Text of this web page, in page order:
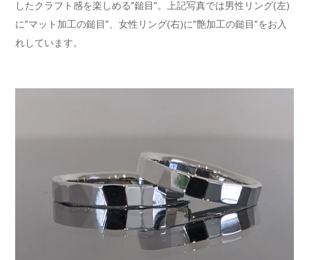
したクラフト感を楽しめる”鎚目”。上記写真では男性リング(左)
に”マット加工の鎚目”、女性リング(右)に”艶加工の鎚目”をお入
れしています。